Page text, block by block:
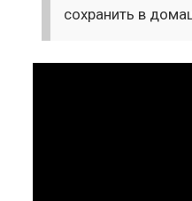
сохранить в